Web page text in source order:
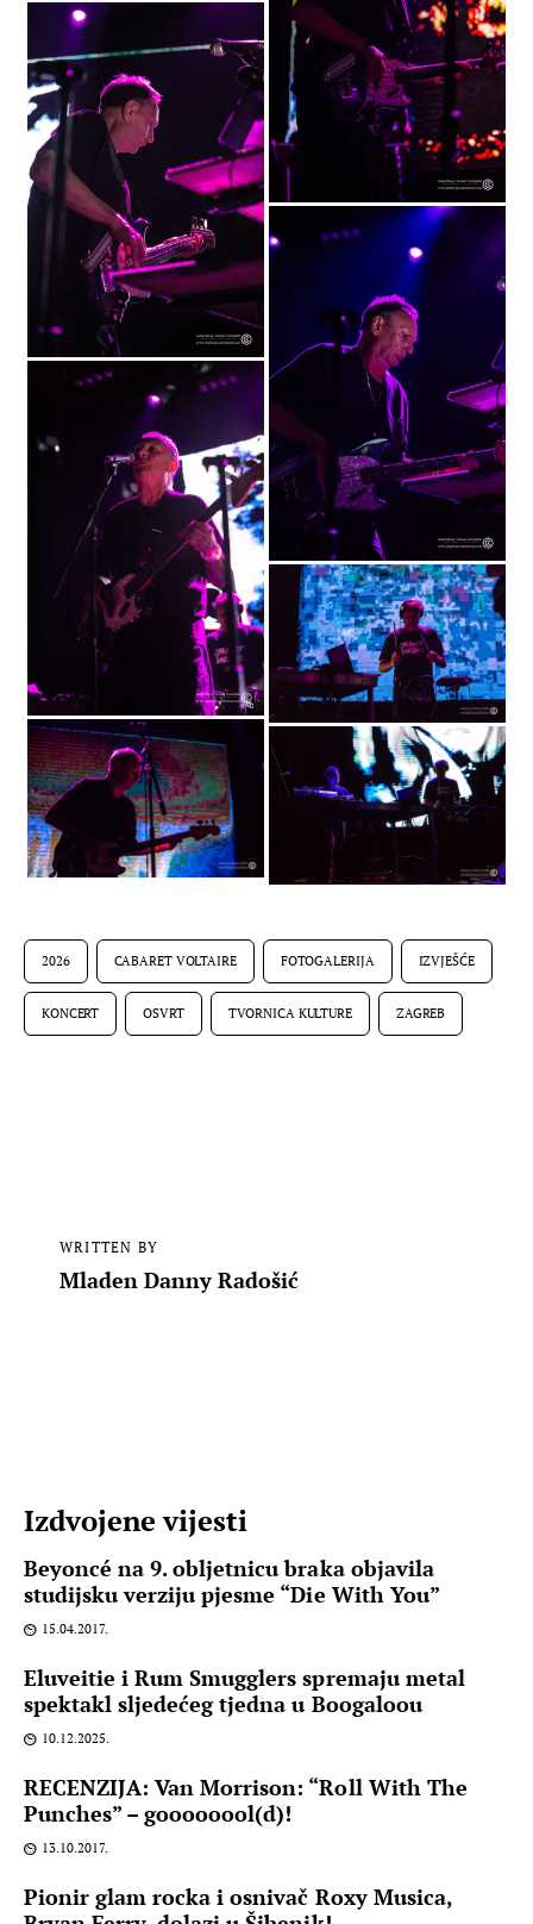
2026 CABARET VOLTAIRE FOTOGALERIJA IZVJEŠĆE
KONCERT OSVRT TVORNICA KULTURE ZAGREB
WRITTEN BY
Mladen Danny Radošić
Izdvojene vijesti
Beyoncé na 9. obljetnicu braka objavila
studijsku verziju pjesme “Die With You”
15.04.2017.
Eluveitie i Rum Smugglers spremaju metal
spektakl sljedećeg tjedna u Boogaloou
10.12.2025.
RECENZIJA: Van Morrison: “Roll With The
Punches” – goooooool(d)!
13.10.2017.
Pionir glam rocka i osnivač Roxy Musica,